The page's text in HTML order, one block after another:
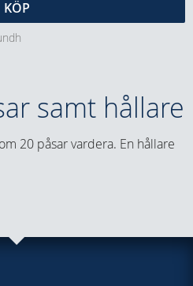
KÖP
samt hållare
20 påsar vardera. En hållare